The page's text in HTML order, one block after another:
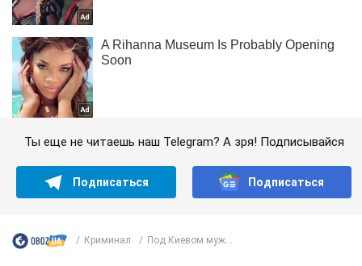
Ты еще не читаешь наш Telegram? А зря! Подписывайся
Подписаться Подписаться
Криминал Под Киевом муж...